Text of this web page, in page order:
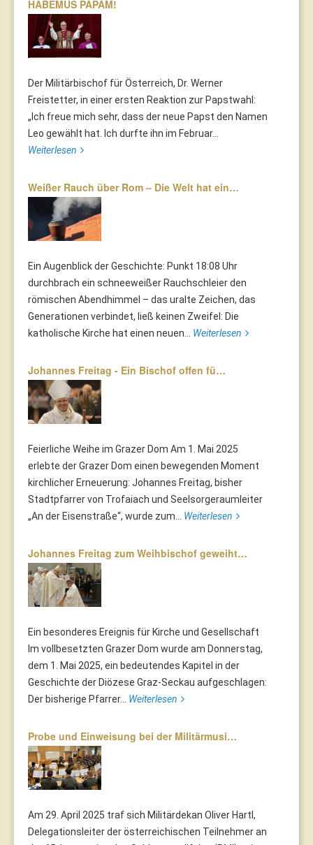
HABEMUS PAPAM!
Der Militärbischof für Österreich, Dr. Werner
Freistetter, in einer ersten Reaktion zur Papstwahl:
„Ich freue mich sehr, dass der neue Papst den Namen
Leo gewählt hat. Ich durfte ihn im Februar...
Weiterlesen
Weißer Rauch über Rom – Die Welt hat ein…
Ein Augenblick der Geschichte: Punkt 18:08 Uhr
durchbrach ein schneeweißer Rauchschleier den
römischen Abendhimmel – das uralte Zeichen, das
Generationen verbindet, ließ keinen Zweifel: Die
katholische Kirche hat einen neuen... Weiterlesen
Johannes Freitag - Ein Bischof offen fü…
Feierliche Weihe im Grazer Dom Am 1. Mai 2025
erlebte der Grazer Dom einen bewegenden Moment
kirchlicher Erneuerung: Johannes Freitag, bisher
Stadtpfarrer von Trofaiach und Seelsorgeraumleiter
„An der Eisenstraße“, wurde zum... Weiterlesen
Johannes Freitag zum Weihbischof geweiht…
Ein besonderes Ereignis für Kirche und Gesellschaft
Im vollbesetzten Grazer Dom wurde am Donnerstag,
dem 1. Mai 2025, ein bedeutendes Kapitel in der
Geschichte der Diözese Graz-Seckau aufgeschlagen:
Der bisherige Pfarrer... Weiterlesen
Probe und Einweisung bei der Militärmusi…
Am 29. April 2025 traf sich Militärdekan Oliver Hartl,
Delegationsleiter der österreichischen Teilnehmer an